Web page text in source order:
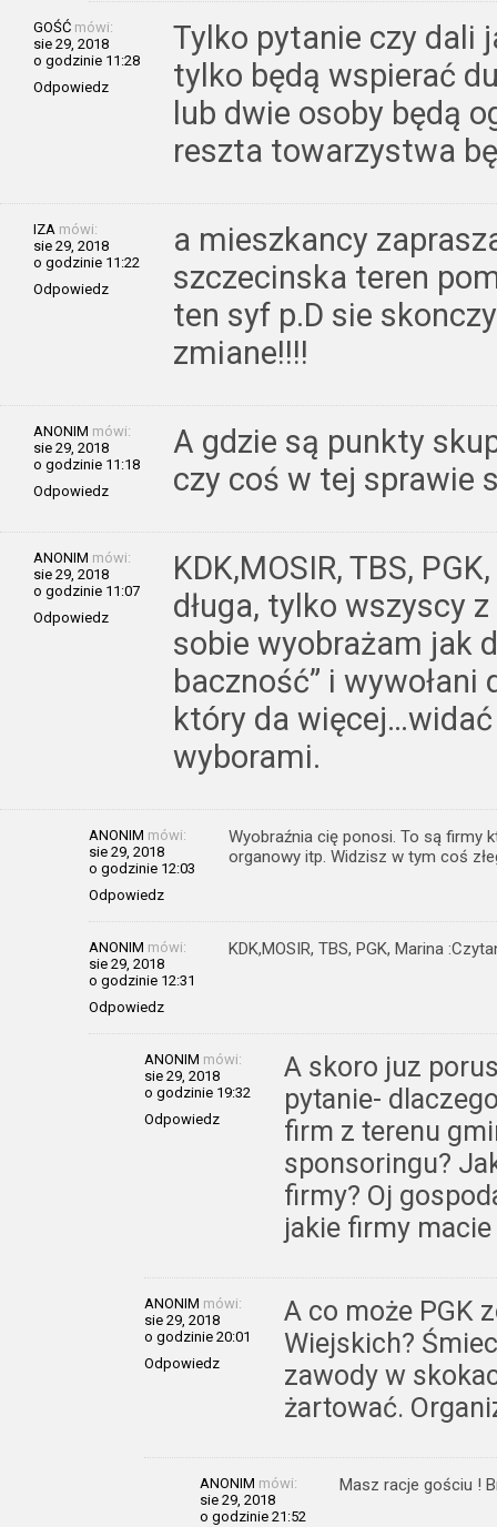
GOŚĆ mówi:
sie 29, 2018
o godzinie 11:28
Odpowiedz
Tylko pytanie czy dali
tylko będą wspierać
lub dwie osoby będą
reszta towarzystwa
IZA mówi:
sie 29, 2018
o godzinie 11:22
Odpowiedz
a mieszkancy
szczecinska teren
ten syf p.D sie
zmiane!!!!
ANONIM mówi:
sie 29, 2018
o godzinie 11:18
Odpowiedz
A gdzie są punkty
czy coś w tej sprawie
ANONIM mówi:
sie 29, 2018
o godzinie 11:07
Odpowiedz
KDK,MOSIR, TBS,
długa, tylko wszyscy
sobie wyobrażam jak
baczność” i
który da
wyborami.
ANONIM mówi:
sie 29, 2018
o godzinie 12:03
Odpowiedz
Wyobraźnia cię ponosi. To są firmy
organowy itp. Widzisz w tym coś
ANONIM mówi:
sie 29, 2018
o godzinie 12:31
Odpowiedz
KDK,MOSIR, TBS, PGK, Marina
ANONIM mówi:
sie 29, 2018
o godzinie 19:32
Odpowiedz
A skoro juz
pytanie-
firm z terenu
sponsoringu?
firmy? Oj
jakie firmy macie
ANONIM mówi:
sie 29, 2018
o godzinie 20:01
Odpowiedz
A co może PGK
Wiejskich?
zawody w
żartować.
ANONIM mówi:
sie 29, 2018
o godzinie 21:52
Masz racje gościu !